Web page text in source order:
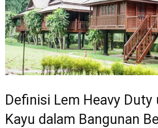
Definisi Lem Heavy Duty
Kayu dalam Bangunan